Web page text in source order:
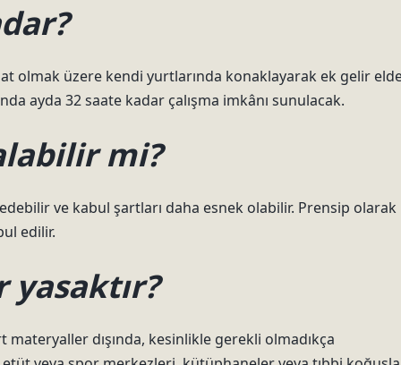
olmak üzere kendi yurtlarında konaklayarak ek gelir
ayda 32 saate kadar çalışma imkânı sunulacak.
mi?
ve kabul şartları daha esnek olabilir. Prensip olarak
edilir.
dışında, kesinlikle gerekli olmadıkça